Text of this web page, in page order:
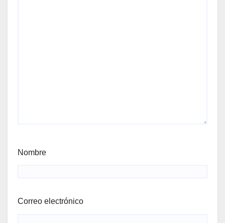
Nombre
Correo electrónico